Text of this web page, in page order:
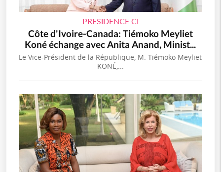
PRESIDENCE CI
Côte d'Ivoire-Canada: Tiémoko Meyliet
Koné échange avec Anita Anand, Minist...
Le Vice-Président de la République, M. Tiémoko Meyliet
KONÉ,...